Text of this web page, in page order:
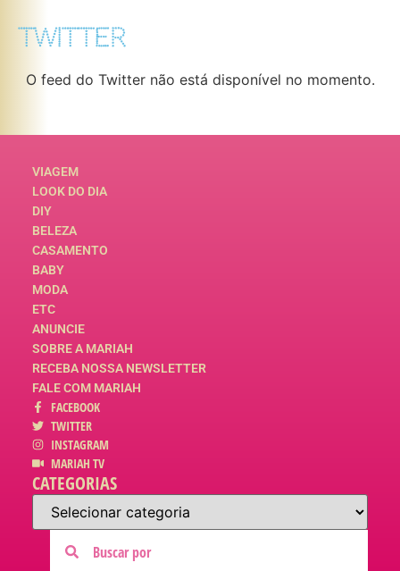
TWITTER
O feed do Twitter não está disponível no momento.
VIAGEM
LOOK DO DIA
DIY
BELEZA
CASAMENTO
BABY
MODA
ETC
ANUNCIE
SOBRE A MARIAH
RECEBA NOSSA NEWSLETTER
FALE COM MARIAH
FACEBOOK
TWITTER
INSTAGRAM
MARIAH TV
CATEGORIAS